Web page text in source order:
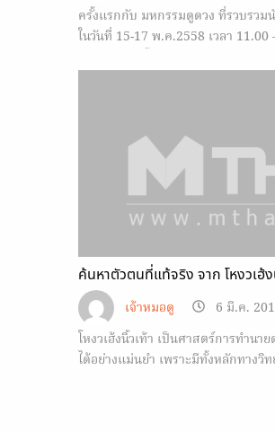
ครั้งแรกกับ มหกรรมดูดวง ที่รวบรว
ในวันที่ 15-17 พ.ค.2558 เวลา
ค้นหาตัวตนที่แท้จริง จาก โหงวเฮ้
เจ้าหมอดู
6 มี.ค.
โหงวเฮ้งนิ้วเท้า เป็นศาสตร์การทำน
ได้อย่างแม่นยำ เพราะมีทั้งหลักทางวิ